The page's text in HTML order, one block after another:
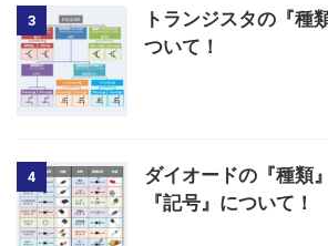
3
トランジスタの『種
ついて！
4
ダイオードの『種類
『記号』について！